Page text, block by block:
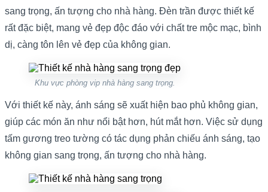
sang trọng, ấn tượng cho nhà hàng. Đèn trần được thiết kế
rất đặc biệt, mang vẻ đẹp độc đáo với chất tre mộc mạc, bình
dị, càng tôn lên vẻ đẹp của không gian.
Khu vực phòng vip nhà hàng sang trọng.
Với thiết kế này, ánh sáng sẽ xuất hiện bao phủ không gian,
giúp các món ăn như nổi bật hơn, hút mắt hơn. Việc sử dụng
tấm gương treo tường có tác dụng phản chiếu ánh sáng, tạo
không gian sang trọng, ấn tượng cho nhà hàng.